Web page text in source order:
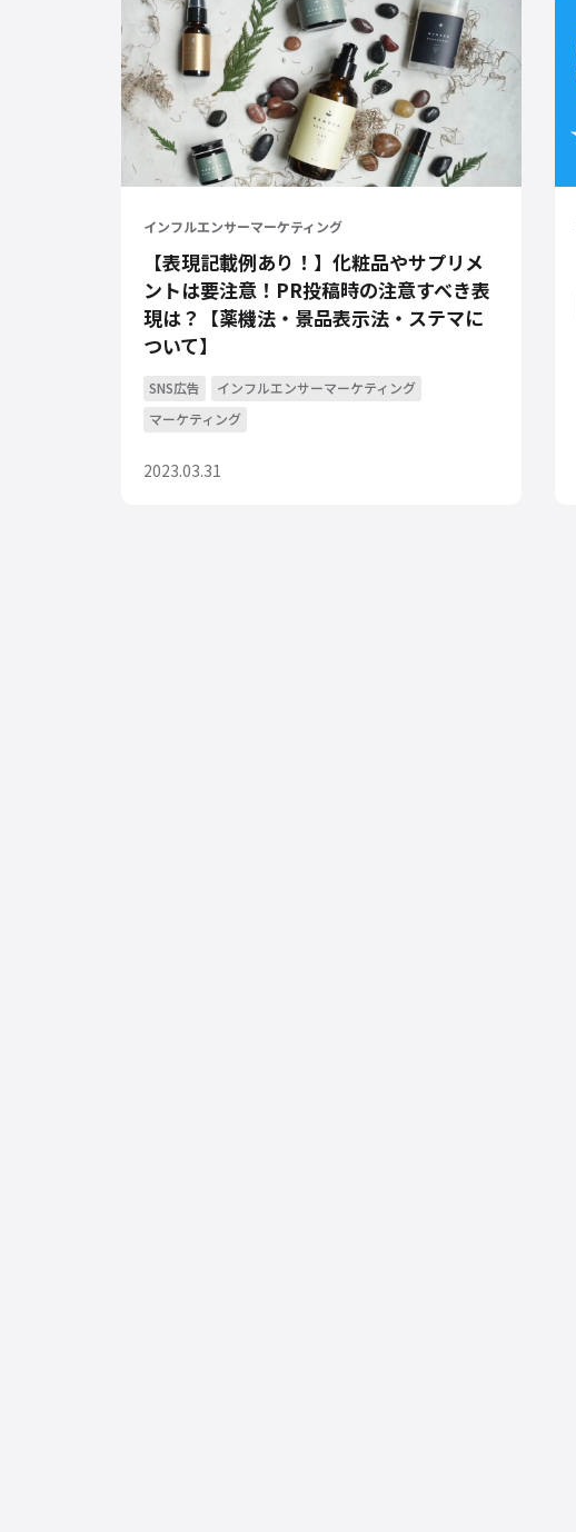
インフルエンサーマーケティング
【表現記載例あり！】化粧品やサプリメ
ントは要注意！PR投稿時の注意すべき表
現は？【薬機法・景品表示法・ステマに
ついて】
SNS広告
インフルエンサーマーケティング
マーケティング
2023.03.31